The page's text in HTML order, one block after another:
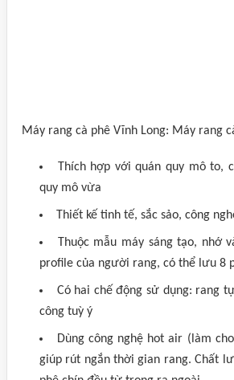
Máy rang cà phê Vĩnh Long: Máy rang
Thích hợp với quán quy mô to,
quy mô vừa
Thiết kế tinh tế, sắc sảo, công
Thuộc mẫu máy sáng tạo, nhớ
profile của người rang, có thể lưu 8
Có hai chế động sử dụng: rang
công tuỳ ý
Dùng công nghệ hot air (làm
giúp rút ngắn thời gian rang. Chất